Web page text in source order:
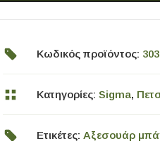
Κωδικός προϊόντος:
Κατηγορίες: Sigma,
Ετικέτες: Αξεσουάρ